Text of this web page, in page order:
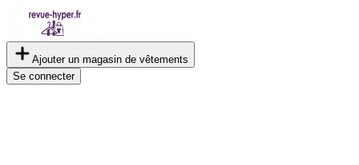
Ajouter un magasin de vêtements
Se connecter